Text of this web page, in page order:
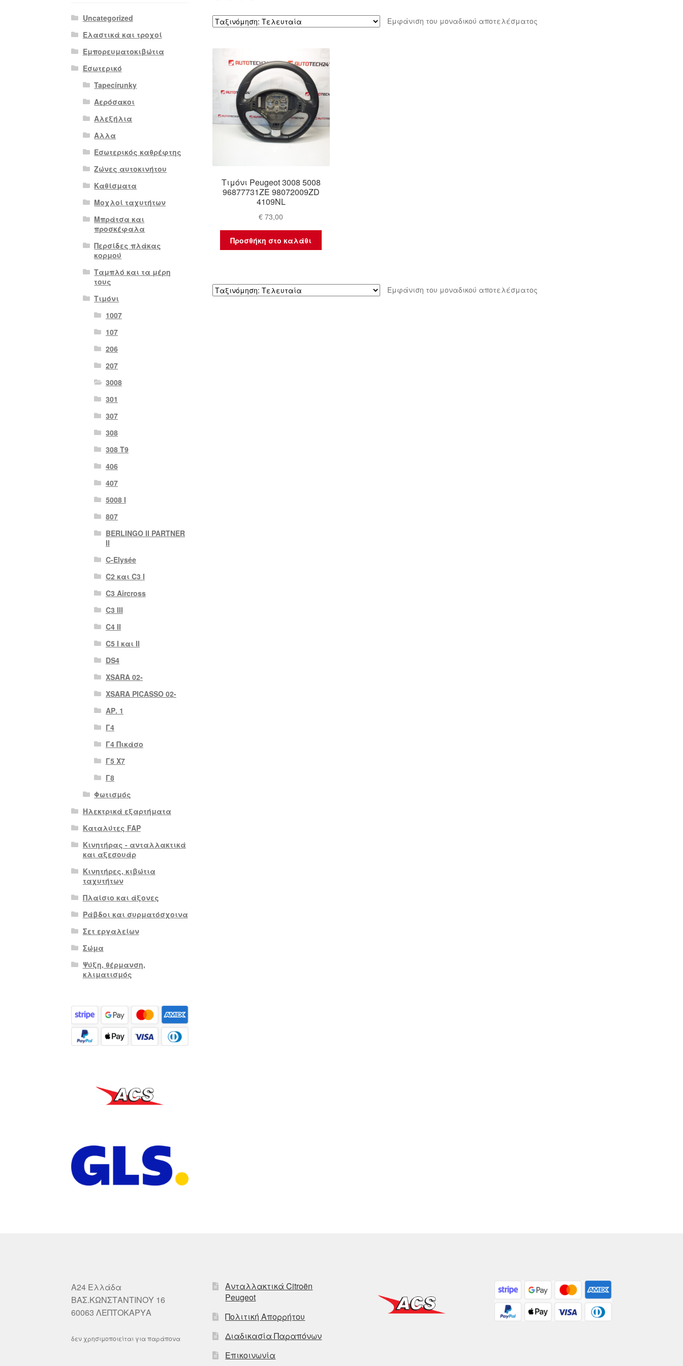
Εμφάνιση του μοναδικού αποτελέσματος
Τιμόνι Peugeot 3008 5008
96877731ZE 98072009ZD
4109NL
€ 73,00
Προσθήκη στο καλάθι
Εμφάνιση του μοναδικού αποτελέσματος
Uncategorized
Ελαστικά και τροχοί
Εμπορευματοκιβώτια
Εσωτερικό
Tapecírunky
Αερόσακοι
Αλεξήλια
Αλλα
Εσωτερικός καθρέφτης
Ζώνες αυτοκινήτου
Καθίσματα
Μοχλοί ταχυτήτων
Μπράτσα και
προσκέφαλα
Περσίδες πλάκας
κορμού
Ταμπλό και τα μέρη
τους
Τιμόνι
1007
107
206
207
3008
301
307
308
308 Τ9
406
407
5008 Ι
807
BERLINGO II PARTNER
II
C-Elysée
C2 και C3 I
C3 Aircross
C3 III
C4 II
C5 I και II
DS4
XSARA 02-
XSARA PICASSO 02-
ΑΡ. 1
Γ4
Γ4 Πικάσο
Γ5 Χ7
Γ8
Φωτισμός
Ηλεκτρικά εξαρτήματα
Καταλύτες FAP
Κινητήρας - ανταλλακτικά
και αξεσουάρ
Κινητήρες, κιβώτια
ταχυτήτων
Πλαίσιο και άξονες
Ράβδοι και συρματόσχοινα
Σετ εργαλείων
Σώμα
Ψύξη, θέρμανση,
κλιματισμός
A24 Ελλάδα
ΒΑΣ.ΚΩΝΣΤΑΝΤΙΝΟΥ 16
60063 ΛΕΠΤΟΚΑΡΥΑ
δεν χρησιμοποιείται για παράπονα
Ανταλλακτικά Citroën
Peugeot
Πολιτική Απορρήτου
Διαδικασία Παραπόνων
Επικοινωνία